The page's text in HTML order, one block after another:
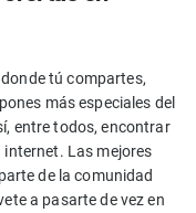
tú compartes,
más especiales del
entre todos, encontrar
internet. Las mejores
de la comunidad
a pasarte de vez en